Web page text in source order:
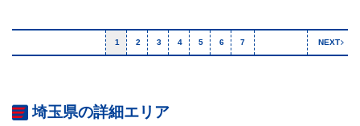
1 2 3 4 5 6 7 NEXT
埼玉県の詳細エリア